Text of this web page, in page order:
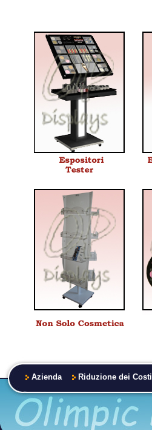
Azienda Riduzione dei Costi